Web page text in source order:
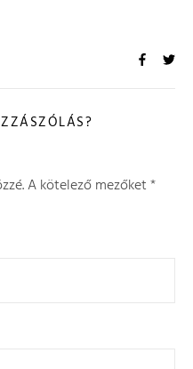
A kötelező mezőket*